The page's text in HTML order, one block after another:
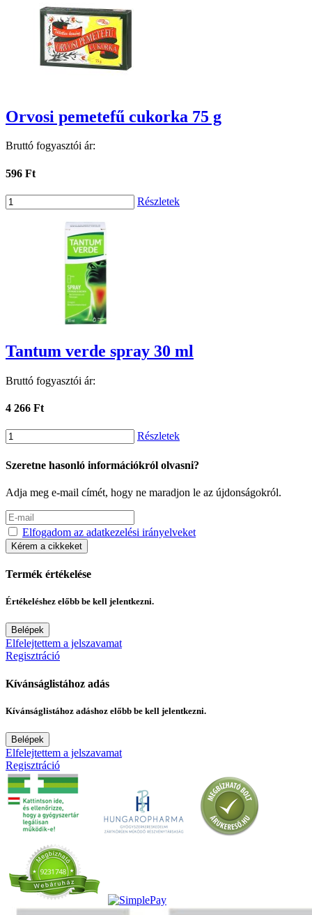
Orvosi pemetefű cukorka 75 g
Bruttó fogyasztói ár:
596 Ft
Részletek
Tantum verde spray 30 ml
Bruttó fogyasztói ár:
4 266 Ft
Részletek
Szeretne hasonló információkról olvasni?
Adja meg e-mail címét, hogy ne maradjon le az újdonságokról.
Elfogadom az adatkezelési irányelveket
Kérem a cikkeket
Termék értékelése
Értékeléshez előbb be kell jelentkezni.
Belépek
Elfelejtettem a jelszavamat
Regisztráció
Kívánságlistához adás
Kívánságlistához adáshoz előbb be kell jelentkezni.
Belépek
Elfelejtettem a jelszavamat
Regisztráció